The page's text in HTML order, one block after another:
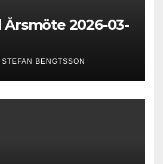
2026-03-
STEFAN BENGTSSON